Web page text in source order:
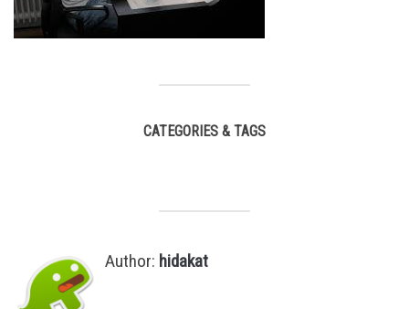
CATEGORIES & TAGS
Author: hidakat